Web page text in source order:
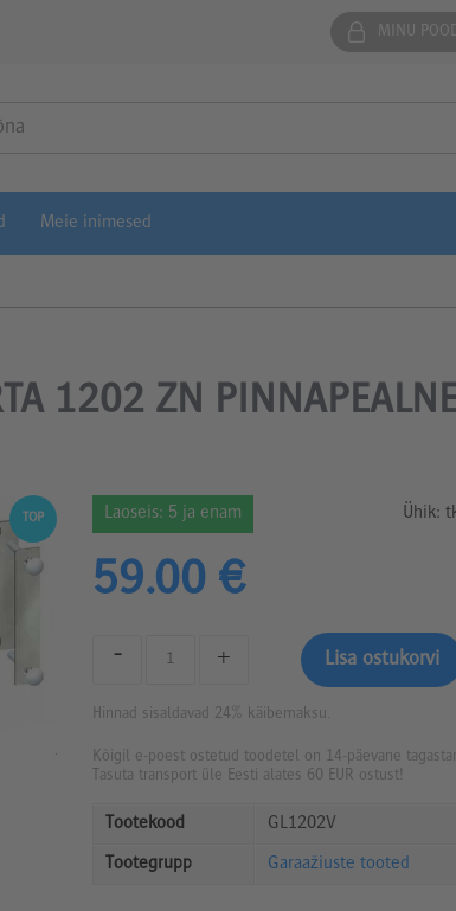
MINU
Meie inimesed
1202 ZN
TOP Laoseis: 5 ja enam Ühik:
59.00 €
- +
Hinnad sisaldavad 24% käibemaksu.
Kõigil e-poest ostetud toodetel on 14-päevane
Tasuta transport üle Eesti alates 60 EUR ostust!
Tootekood GL1202V
Tootegrupp Garaažiuste tooted